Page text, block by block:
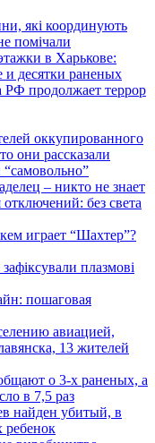
які координують
помічали
в Харькове:
десятки раненых
РФ продолжает террор
оккупированного
они рассказали
– никто не знает
без света
играет “Шахтер”?
плазмові
пошаговая
авиацией,
13 жителей
о 3-х раненых, а
в 7,5 раз
найден убитый, в
ребенок